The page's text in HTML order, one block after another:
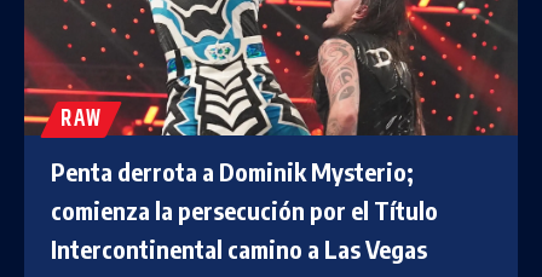
RAW
Penta derrota a Dominik Mysterio;
comienza la persecución por el Título
Intercontinental camino a Las Vegas